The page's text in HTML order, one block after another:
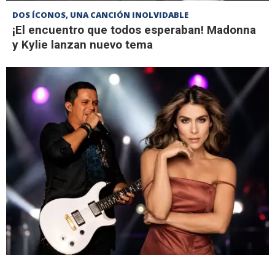
DOS ÍCONOS, UNA CANCIÓN INOLVIDABLE
¡El encuentro que todos esperaban! Madonna
y Kylie lanzan nuevo tema